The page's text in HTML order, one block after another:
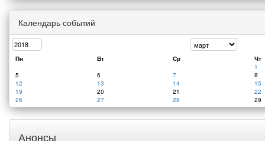
Календарь событий
Пн Вт Ср
Чт
1
5
6 7
8
12
13 14
15
19
20 21
22
26
27 28 29
Анонсы